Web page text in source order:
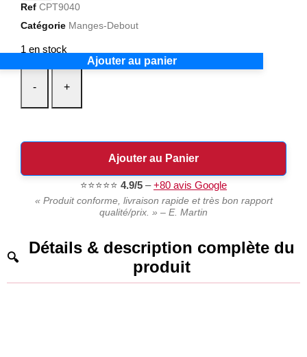
Ref CPT9040
Catégorie Manges-Debout
1 en stock
- +
Ajouter au panier
Ajouter au Panier
⭐⭐⭐⭐⭐ 4.9/5 –+80 avis Google
« Produit conforme, livraison rapide et très bon rapport
qualité/prix. » – E. Martin
Détails & description complète du
produit